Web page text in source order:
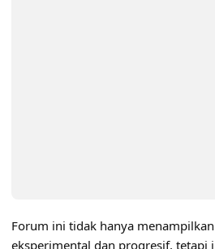
Forum ini tidak hanya
eksperimental dan progresif, tetapi